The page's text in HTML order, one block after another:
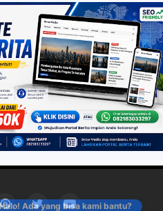
Ada yang bisa kami bantu?